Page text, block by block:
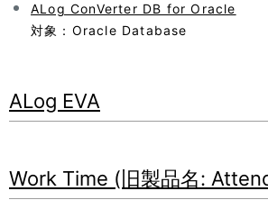
ALog ConVerter DB for Oracle
対象：Oracle Database
ALog EVA
Work Time (旧製品名: